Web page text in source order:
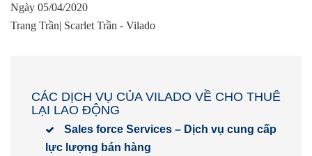
Ngày 05/04/2020
Trang Trần| Scarlet Trần - Vilado
CÁC DỊCH VỤ CỦA VILADO VỀ CHO THUÊ
LẠI LAO ĐỘNG
Sales force Services – Dịch vụ cung cấp
lực lượng bán hàng